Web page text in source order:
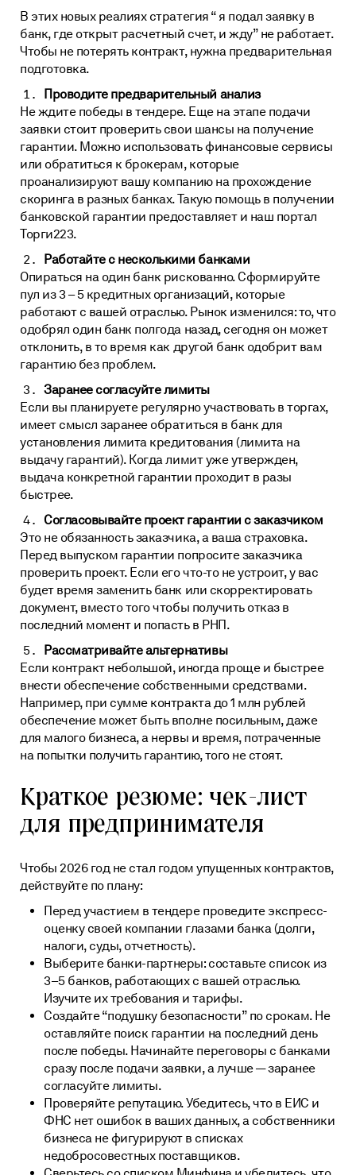
В этих новых реалиях стратегия “ я подал заявку в
банк, где открыт расчетный счет, и жду” не работает.
Чтобы не потерять контракт, нужна предварительная
подготовка.
Проводите предварительный анализ
Не ждите победы в тендере. Еще на этапе подачи
заявки стоит проверить свои шансы на получение
гарантии. Можно использовать финансовые сервисы
или обратиться к брокерам, которые
проанализируют вашу компанию на прохождение
скоринга в разных банках. Такую помощь в получении
банковской гарантии предоставляет и наш портал
Торги223.
Работайте с несколькими банками
Опираться на один банк рискованно. Сформируйте
пул из 3 – 5 кредитных организаций, которые
работают с вашей отраслью. Рынок изменился: то, что
одобрял один банк полгода назад, сегодня он может
отклонить, в то время как другой банк одобрит вам
гарантию без проблем.
Заранее согласуйте лимиты
Если вы планируете регулярно участвовать в торгах,
имеет смысл заранее обратиться в банк для
установления лимита кредитования (лимита на
выдачу гарантий). Когда лимит уже утвержден,
выдача конкретной гарантии проходит в разы
быстрее.
Согласовывайте проект гарантии с заказчиком
Это не обязанность заказчика, а ваша страховка.
Перед выпуском гарантии попросите заказчика
проверить проект. Если его что-то не устроит, у вас
будет время заменить банк или скорректировать
документ, вместо того чтобы получить отказ в
последний момент и попасть в РНП.
Рассматривайте альтернативы
Если контракт небольшой, иногда проще и быстрее
внести обеспечение собственными средствами.
Например, при сумме контракта до 1 млн рублей
обеспечение может быть вполне посильным, даже
для малого бизнеса, а нервы и время, потраченные
на попытки получить гарантию, того не стоят.
Краткое резюме: чек-лист
для предпринимателя
Чтобы 2026 год не стал годом упущенных контрактов,
действуйте по плану:
Перед участием в тендере проведите экспресс-
оценку своей компании глазами банка (долги,
налоги, суды, отчетность).
Выберите банки-партнеры: составьте список из
3–5 банков, работающих с вашей отраслью.
Изучите их требования и тарифы.
Создайте “подушку безопасности” по срокам. Не
оставляйте поиск гарантии на последний день
после победы. Начинайте переговоры с банками
сразу после подачи заявки, а лучше — заранее
согласуйте лимиты.
Проверяйте репутацию. Убедитесь, что в ЕИС и
ФНС нет ошибок в ваших данных, а собственники
бизнеса не фигурируют в списках
недобросовестных поставщиков.